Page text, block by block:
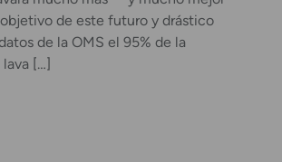
de este futuro y drástico
de la OMS el 95% de la
[…]